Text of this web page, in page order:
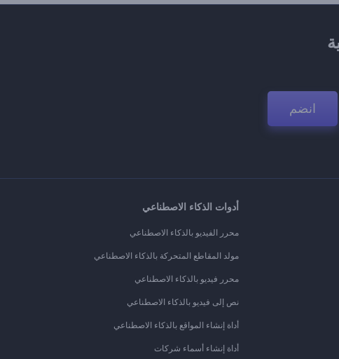
انضم
أدوات الذكاء الاصطناعي
محرر الفيديو بالذكاء الاصطناعي
مولد المقاطع المتحركة بالذكاء الاصطناعي
محرر فيديو بالذكاء الاصطناعي
نص إلى فيديو بالذكاء الاصطناعي
أداة إنشاء المواقع بالذكاء الاصطناعي
أداة إنشاء أسماء شركات